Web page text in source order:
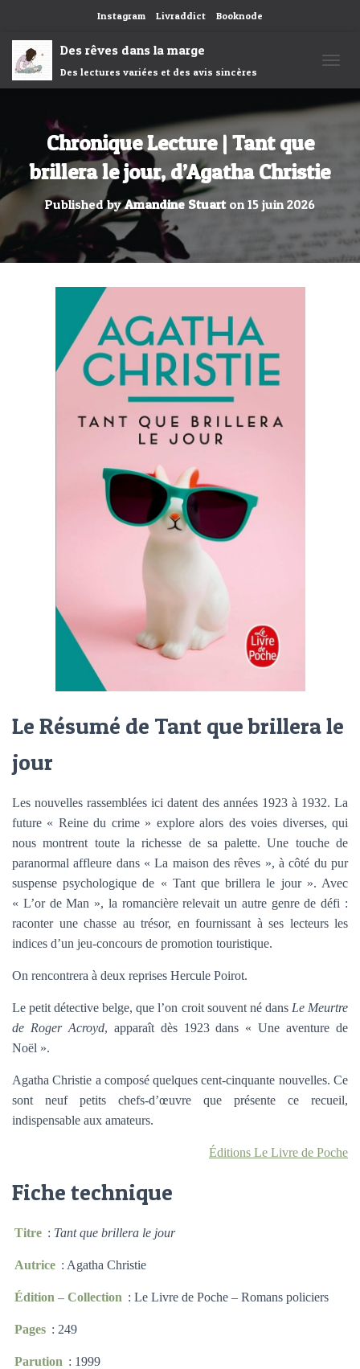
Instagram Livraddict Booknode
Des rêves dans la marge
Des lectures variées et des avis sincères
Chronique Lecture | Tant que
brillera le jour, d’Agatha Christie
Published byAmandine Stuarton 15 juin 2026
Le Résumé de Tant que brillera le
jour
Les nouvelles rassemblées ici datent des années 1923 à 1932. La
future « Reine du crime » explore alors des voies diverses, qui
nous montrent toute la richesse de sa palette. Une touche de
paranormal affleure dans « La maison des rêves », à côté du pur
suspense psychologique de « Tant que brillera le jour ». Avec
« L’or de Man », la romancière relevait un autre genre de défi :
raconter une chasse au trésor, en fournissant à ses lecteurs les
indices d’un jeu-concours de promotion touristique.
On rencontrera à deux reprises Hercule Poirot.
Le petit détective belge, que l’on croit souvent né dans Le Meurtre
de Roger Acroyd, apparaît dès 1923 dans « Une aventure de
Noël ».
Agatha Christie a composé quelques cent-cinquante nouvelles. Ce
sont neuf petits chefs-d’œuvre que présente ce recueil,
indispensable aux amateurs.
Éditions Le Livre de Poche
Fiche technique
Titre : Tant que brillera le jour
Autrice : Agatha Christie
Édition – Collection : Le Livre de Poche – Romans policiers
Pages : 249
Parution : 1999